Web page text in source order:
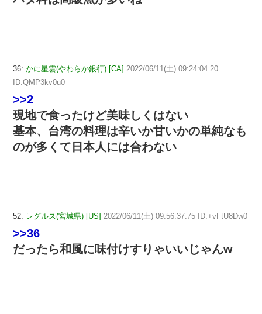
36: かに星雲(やわらか銀行) [CA] 2022/06/11(土) 09:24:04.20
ID:QMP3kv0u0
>>2
現地で食ったけど美味しくはない
基本、台湾の料理は辛いか甘いかの単純なも
のが多くて日本人には合わない
52: レグルス(宮城県) [US] 2022/06/11(土) 09:56:37.75 ID:+vFtU8Dw0
>>36
だったら和風に味付けすりゃいいじゃんw